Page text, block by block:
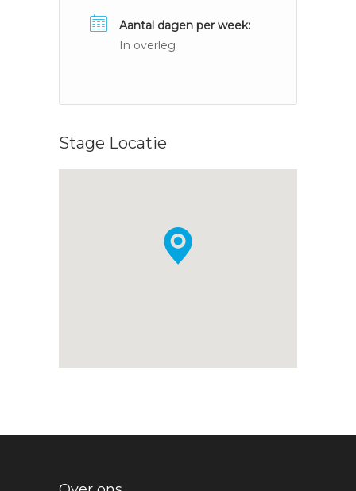
Aantal dagen per week:
In overleg
Stage Locatie